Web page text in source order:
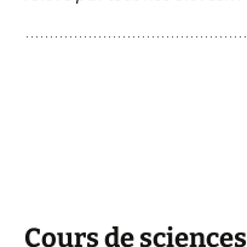
Cours de